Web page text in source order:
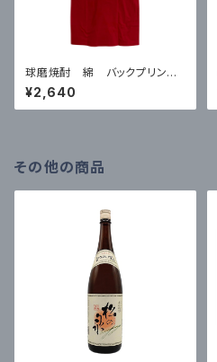
球磨焼酎 綿 バックプリントT
シャツ 赤 XLサイズ
¥2,640
その他の商品